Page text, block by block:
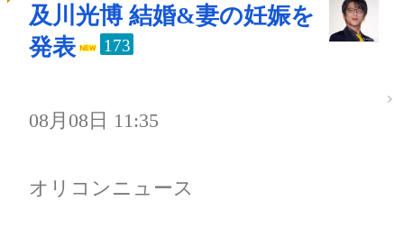
及川光博 結婚&妻の妊娠を
発表
173
08月08日 11:35
オリコンニュース